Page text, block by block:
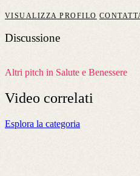
VISUALIZZA PROFILO
Discussione
Altri pitch in Salute e Benessere
Video correlati
Esplora la categoria